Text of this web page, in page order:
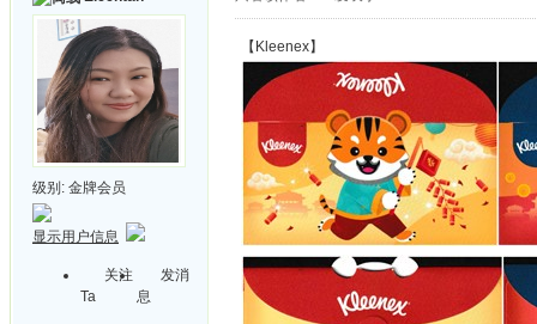
级别: 金牌会员
显示用户信息
关注
Ta
发消
息
【Kleenex】